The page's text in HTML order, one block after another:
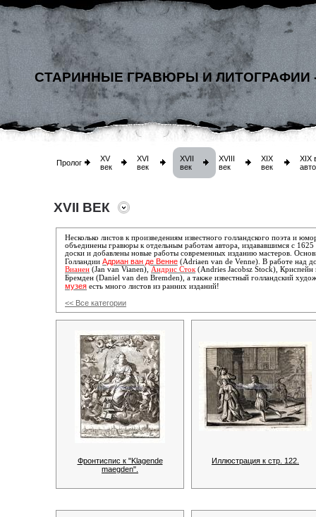
СТАРИННЫЕ ГРАВЮРЫ И ЛИТОГРАФИИ
Пролог
XV
век
XVI
век
XVII
век
XVIII
век
XIX
век
XIX
XVII ВЕК
Несколько листов к произведениям известного голландского поэта и
объединены гравюры к отдельным работам автора, издававшимся с
доски и добавлены новые работы современных изданию мастеров.
Голландии Адриан ван де Венне (Adriaen van de Venne). В работе над
Вианен (Jan van Vianen), Андрис Сток (Andries Jacobsz Stock), Криспейн
Бремден (Daniel van den Bremden), а также известный голландский
музея есть много листов из ранних изданий!
<< Все категории
Фронтиспис к "Klagende
maegden".
Иллюстрация к стр. 122.